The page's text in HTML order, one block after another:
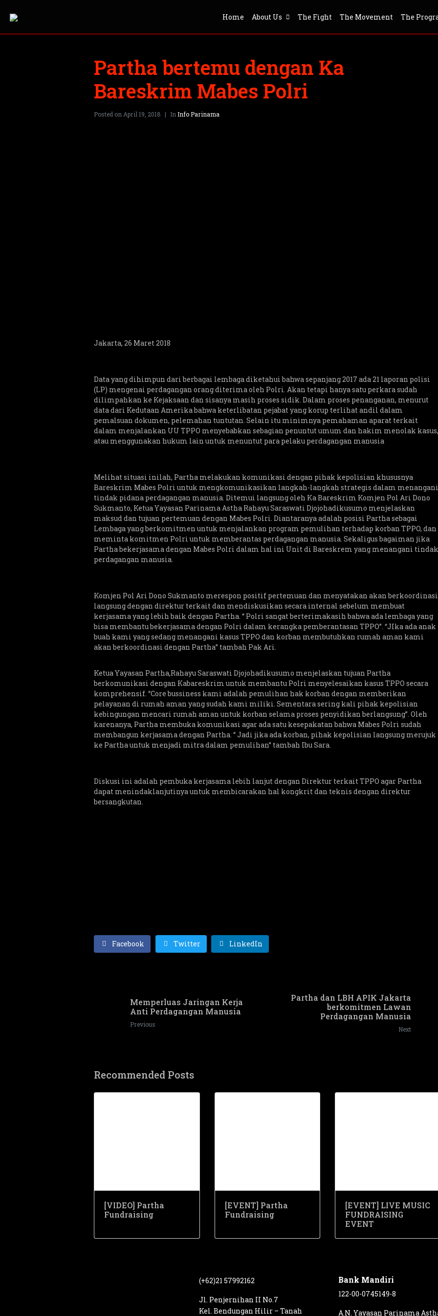
Home About Us The Fight The Movement The
Partha bertemu dengan Ka
Bareskrim Mabes Polri
Posted on April 19, 2018 In Info Parinama
Jakarta, 26 Maret 2018
Data yang dihimpun dari berbagai lembaga diketahui bahwa sepanjang 2017 ada 21 laporan polisi
(LP) mengenai perdagangan orang diterima oleh Polri. Akan tetapi hanya satu perkara sudah
dilimpahkan ke Kejaksaan dan sisanya masih proses sidik. Dalam proses penanganan, menurut
data dari Kedutaan Amerika bahwa keterlibatan pejabat yang korup terlihat andil dalam
pemalsuan dokumen, pelemahan tuntutan. Selain itu minimnya pemahaman aparat terkait
dalam menjalankan UU TPPO menyebabkan sebagian penuntut umum dan hakim menolak kasus,
atau menggunakan hukum lain untuk menuntut para pelaku perdagangan manusia
Melihat situasi inilah, Partha melakukan komunikasi dengan pihak kepolisian khususnya
Bareskrim Mabes Polri untuk mengkomunikasikan langkah-langkah strategis dalam menangani
tindak pidana perdagangan manusia. Ditemui langsung oleh Ka Bareskrim Komjen Pol Ari Dono
Sukmanto, Ketua Yayasan Parinama Astha Rahayu Saraswati Djojohadikusumo menjelaskan
maksud dan tujuan pertemuan dengan Mabes Polri. Diantaranya adalah posisi Partha sebagai
Lembaga yang berkomitmen untuk menjalankan program pemulihan terhadap korban TPPO, dan
meminta komitmen Polri untuk memberantas perdagangan manusia. Sekaligus bagaiman jika
Partha bekerjasama dengan Mabes Polri dalam hal ini Unit di Bareskrem yang menangani tindak
perdagangan manusia.
Komjen Pol Ari Dono Sukmanto merespon positif pertemuan dan menyatakan akan berkoordinasi
langsung dengan direktur terkait dan mendiskusikan secara internal sebelum membuat
kerjasama yang lebih baik dengan Partha. “ Polri sangat berterimakasih bahwa ada lembaga yang
bisa membantu bekerjasama dengan Polri dalam kerangka pemberantasan TPPO”. “JIka ada anak
buah kami yang sedang menangani kasus TPPO dan korban membutuhkan rumah aman kami
akan berkoordinasi dengan Partha” tambah Pak Ari.
Ketua Yayasan Partha,Rahayu Saraswati Djojohadikusumo menjelaskan tujuan Partha
berkomunikasi dengan Kabareskrim untuk membantu Polri menyelesaikan kasus TPPO secara
komprehensif. “Core bussiness kami adalah pemulihan hak korban dengan memberikan
pelayanan di rumah aman yang sudah kami miliki. Sementara sering kali pihak kepolisian
kebingungan mencari rumah aman untuk korban selama proses penyidikan berlangsung”. Oleh
karenanya, Partha membuka komunikasi agar ada satu kesepakatan bahwa Mabes Polri sudah
membangun kerjasama dengan Partha. “ Jadi jika ada korban, pihak kepolisian langsung merujuk
ke Partha untuk menjadi mitra dalam pemulihan” tambah Ibu Sara.
Diskusi ini adalah pembuka kerjasama lebih lanjut dengan Direktur terkait TPPO agar Partha
dapat menindaklanjutinya untuk membicarakan hal kongkrit dan teknis dengan direktur
bersangkutan.
Facebook Twitter LinkedIn
Memperluas Jaringan Kerja
Anti Perdagangan Manusia
Previous
Partha dan LBH APIK Jakarta
berkomitmen Lawan
Perdagangan Manusia
Next
Recommended Posts
[VIDEO] Partha
Fundraising
[EVENT] Partha
Fundraising
[EVENT] LIVE MUSIC
FUNDRAISING
EVENT
(+62)21 57992162
Jl. Penjernihan II No.7
Kel. Bendungan Hilir – Tanah
Bank Mandiri
122-00-0745149-8
A.N. Yayasan Parinama